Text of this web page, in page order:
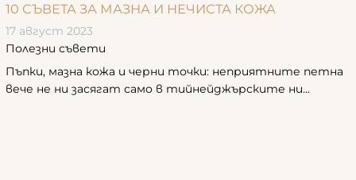
10 СЪВЕТА ЗА МАЗНА И НЕЧИСТА КОЖА
17 август 2023
Полезни съвети
Пъпки, мазна кожа и черни точки: неприятните петна
вече не ни засягат само в тийнейджърските ни...